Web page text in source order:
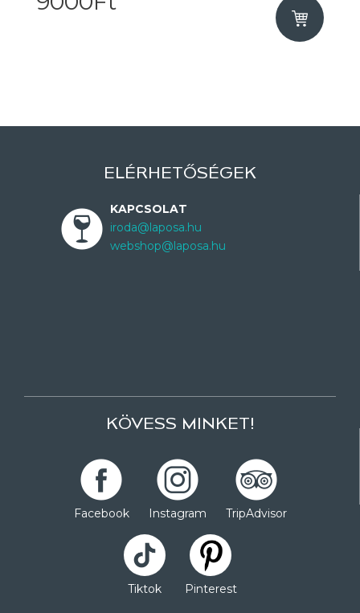
ELÉRHETŐSÉGEK
KAPCSOLAT
iroda@laposa.hu
webshop@laposa.hu
KÖVESS MINKET!
Facebook Instagram TripAdvisor
Tiktok Pinterest